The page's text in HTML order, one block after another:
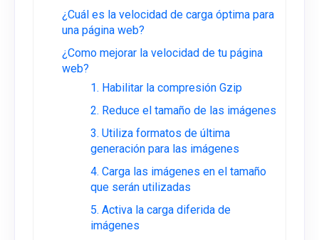
¿Cuál es la velocidad de carga óptima para
una página web?
¿Como mejorar la velocidad de tu página
web?
1. Habilitar la compresión Gzip
2. Reduce el tamaño de las imágenes
3. Utiliza formatos de última
generación para las imágenes
4. Carga las imágenes en el tamaño
que serán utilizadas
5. Activa la carga diferida de
imágenes